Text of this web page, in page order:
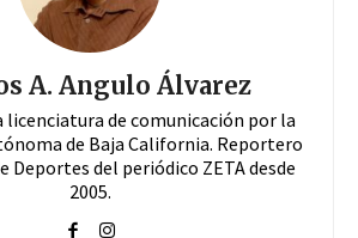
A. Angulo Álvarez
licenciatura de comunicación por la
de Baja California. Reportero
Deportes del periódico ZETA desde
2005.